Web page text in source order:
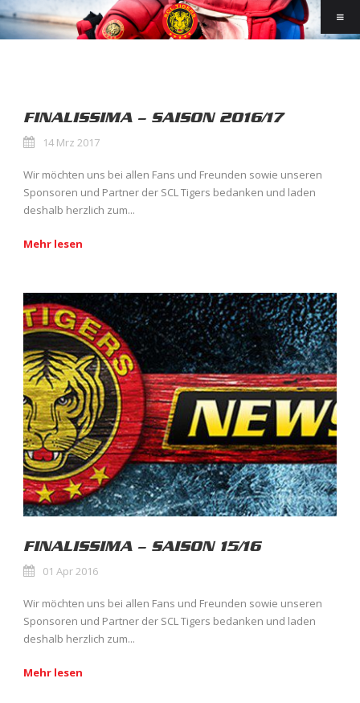
FINALISSIMA – SAISON 2016/17
14 Mrz 2017
Wir möchten uns bei allen Fans und Freunden sowie unseren
Sponsoren und Partner der SCL Tigers bedanken und laden
deshalb herzlich zum...
Mehr lesen
FINALISSIMA – SAISON 15/16
01 Apr 2016
Wir möchten uns bei allen Fans und Freunden sowie unseren
Sponsoren und Partner der SCL Tigers bedanken und laden
deshalb herzlich zum...
Mehr lesen